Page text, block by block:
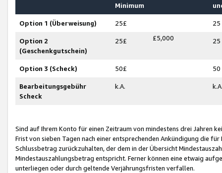
Minimum
Option 1 (Überweisung) 25£ 25
Option 2
(Geschenkgutschein)
25£ £5,000 25
Option 3 (Scheck) 50£ 50
Bearbeitungsgebühr
Scheck
k.A.
Sind auf Ihrem Konto für einen Zeitraum von mindestens drei Jahren
Frist von sieben Tagen nach einer entsprechenden Ankündigung die
Schlussbetrag zurückzuhalten, der dem in der Übersicht
Mindestauszahlungsbetrag entspricht. Ferner können eine etwaig
unterliegen oder durch geltende Verjährungsfristen verfallen.